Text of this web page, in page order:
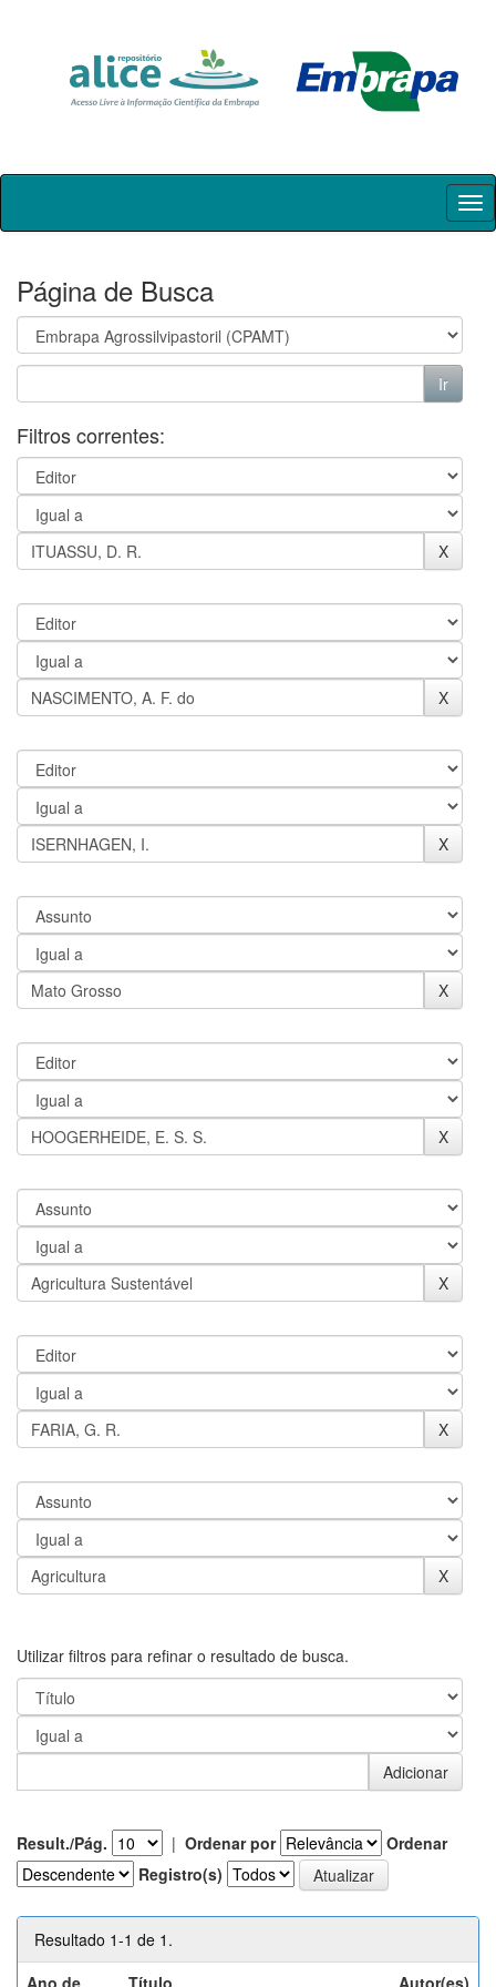
Skip
Página de Busca
Filtros correntes:
Utilizar filtros para refinar o resultado de busca.
Result./Pág. | Ordenar por
Ordenar
Registro(s)
Resultado 1-1 de 1.
Ano de
Título Autor(es)